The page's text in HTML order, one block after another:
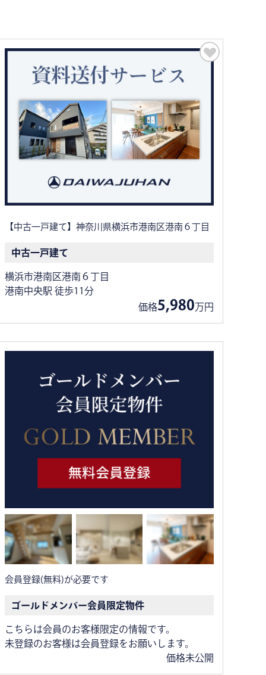
【中古一戸建て】神奈川県横浜市港南区港南６丁目
中古一戸建て
横浜市港南区港南６丁目
港南中央駅 徒歩11分
価格5,980 万円
会員登録(無料)が必要です
ゴールドメンバー会員限定物件
こちらは会員のお客様限定の情報です。
未登録のお客様は会員登録をお願いします。
価格未公開